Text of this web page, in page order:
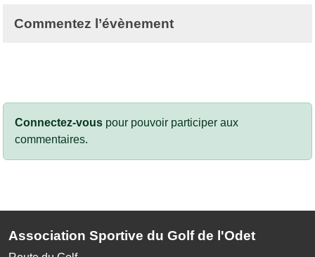
Commentez l’évènement
Connectez-vous pour pouvoir participer aux
commentaires.
Association Sportive du Golf de l'Odet